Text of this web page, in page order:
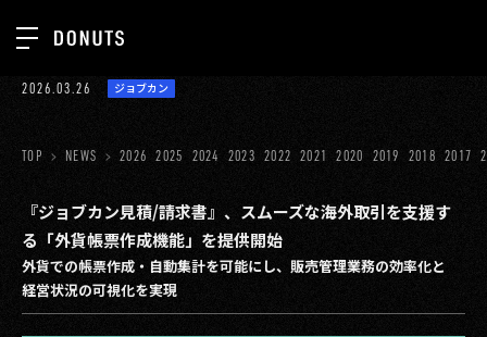
ジョブカン
ゲーム
ミクチャ
TOP
ABOUT
SERVICES
GROUP
RECRUIT
2026.03.26 ジョブカン
TOP NEWS 2026 2025 2024 2023 2022 2021 2020 2019 2018 2017
『ジョブカン見積/請求書』、スムーズな海外取引を支援す
る「外貨帳票作成機能」を提供開始
外貨での帳票作成・自動集計を可能にし、販売管理業務の効率化と
経営状況の可視化を実現